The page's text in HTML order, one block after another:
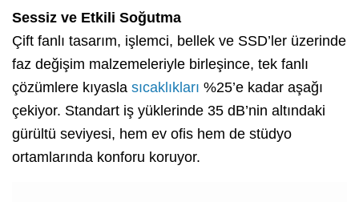
Sessiz ve Etkili Soğutma
Çift fanlı tasarım, işlemci, bellek ve SSD’ler üzerinde
faz değişim malzemeleriyle birleşince, tek fanlı
çözümlere kıyasla sıcaklıkları %25’e kadar aşağı
çekiyor. Standart iş yüklerinde 35 dB’nin altındaki
gürültü seviyesi, hem ev ofis hem de stüdyo
ortamlarında konforu koruyor.